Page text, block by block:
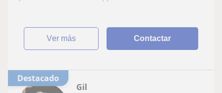
ver más Contactar
Destacado
Gil